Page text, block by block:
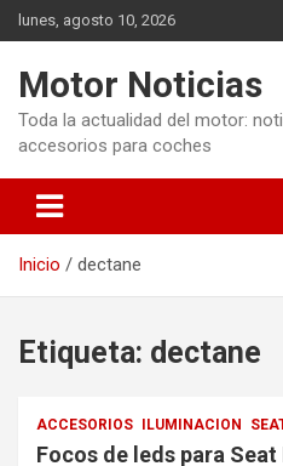
Saltar
al
lunes, agosto 10, 2026
Motor Noticias
Toda la actualidad del motor:
accesorios para coches
Inicio dectane
Etiqueta: dectane
ACCESORIOS ILUMINACION
Focos de leds para